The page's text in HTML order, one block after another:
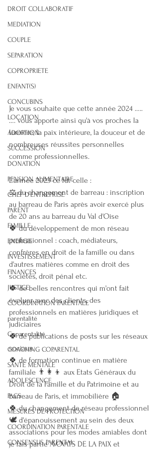
DROIT COLLABORATIF
MEDIATION
COUPLE
SEPARATION
COPROPRIETE
ENFANT(S)
CONCUBINS
LOCATION
ADOPTION
SUCCESSION
DONATION
PENSION ALIMENTAIRE
CHEF D'ENTREPRISE
PARENT
FAMILLE
ENERGIE
INVESTISSEMENT
FINANCES
JUSTICE
COORDINATION PARENTALE
parentalité
Coparentalité
COACHING COPARENTAL
SANTE MENTALE
ADOLESCENCE
PACS
MESURES DE PROTECTION
COORDINATION PARENTALE
CONSENSUS PARENTAL
Je vous souhaite que cette année 2024 …..
…. vous apporte ainsi qu'à vos proches la
lumière, la paix intérieure, la douceur et de
nombreuses réussites personnelles
comme professionnelles.
L'année 2023 ce fut celle :
⚖️ du changement de barreau : inscription
au barreau de Paris après avoir exercé plus
de 20 ans au barreau du Val d'Oise
🍀 du développement de mon réseau
professionnel : coach, médiateurs,
confrères en droit de la famille ou dans
d'autres matières comme en droit des
sociétés, droit pénal etc.
🍀 de belles rencontres qui m'ont fait
évoluer avec des clients, des
professionnels en matières juridiques et
judiciaires
🍀 de publications de posts sur les réseaux
sociaux
🍀 de formation continue en matière
familiale 👨‍👩‍👦 aux Etats Généraux du
Droit de la Famille et du Patrimoine et au
barreau de Paris, et immobilière 🏠
🍀 du changement de réseau professionnel
🕊 d'épanouissement au sein des deux
associations pour les modes amiables dont
je fais partie AVOVATS DE LA PAIX et